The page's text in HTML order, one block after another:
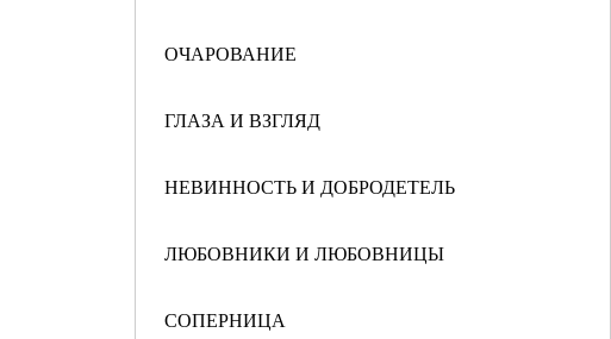
ОЧАРОВАНИЕ
ГЛАЗА И ВЗГЛЯД
НЕВИННОСТЬ И ДОБРОДЕТЕЛЬ
ЛЮБОВНИКИ И ЛЮБОВНИЦЫ
СОПЕРНИЦА